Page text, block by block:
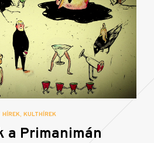
HÍREK KULTHÍREK
a Primanimán